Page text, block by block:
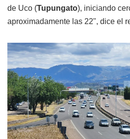
de Uco (Tupungato), iniciando
aproximadamente las 22", dice el